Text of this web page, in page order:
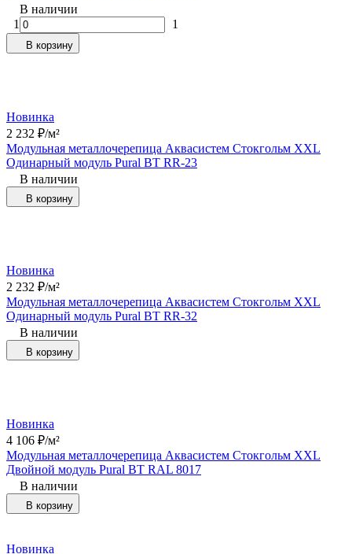
В наличии
1
1
В корзину
Новинка
2 232 ₽/м²
Модульная металлочерепица Аквасистем Стокгольм XXL
Одинарный модуль Pural BT RR-23
В наличии
В корзину
Новинка
2 232 ₽/м²
Модульная металлочерепица Аквасистем Стокгольм XXL
Одинарный модуль Pural BT RR-32
В наличии
В корзину
Новинка
4 106 ₽/м²
Модульная металлочерепица Аквасистем Стокгольм XXL
Двойной модуль Pural BT RAL 8017
В наличии
В корзину
Новинка